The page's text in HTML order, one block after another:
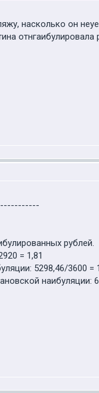
насколько он
рублей.
= 1,81
5298,46/3600 =
наибуляции: